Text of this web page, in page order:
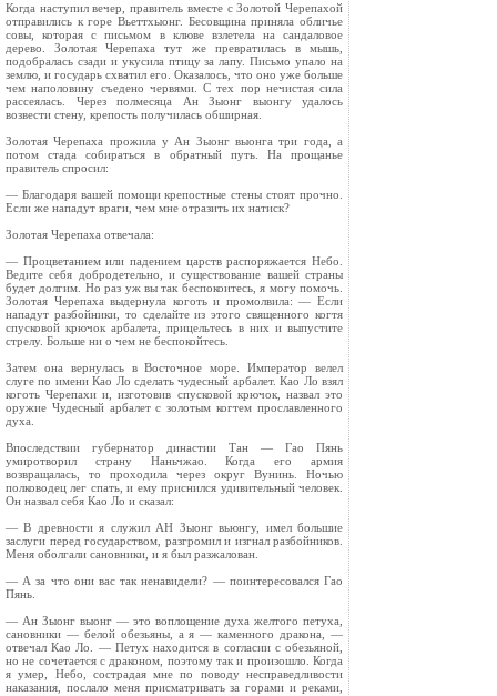
Когда наступил вечер, правитель вместе с Золотой Черепахой
отправились к горе Вьеттхыонг. Бесовщина приняла обличье
совы, которая с письмом в клюве взлетела на сандаловое
дерево. Золотая Черепаха тут же превратилась в мышь,
подобралась сзади и укусила птицу за лапу. Письмо упало на
землю, и государь схватил его. Оказалось, что оно уже больше
чем наполовину съедено червями. С тех пор нечистая сила
рассеялась. Через полмесяца Ан Зыонг выонгу удалось
возвести стену, крепость получилась обширная.
Золотая Черепаха прожила у Ан Зыонг выонга три года, а
потом стада собираться в обратный путь. На прощанье
правитель спросил:
— Благодаря вашей помощи крепостные стены стоят прочно.
Если же нападут враги, чем мне отразить их натиск?
Золотая Черепаха отвечала:
— Процветанием или падением царств распоряжается Небо.
Ведите себя добродетельно, и существование вашей страны
будет долгим. Но раз уж вы так беспокоитесь, я могу помочь.
Золотая Черепаха выдернула коготь и промолвила: — Если
нападут разбойники, то сделайте из этого священного когтя
спусковой крючок арбалета, прицельтесь в них и выпустите
стрелу. Больше ни о чем не беспокойтесь.
Затем она вернулась в Восточное море. Император велел
слуге по имени Као Ло сделать чудесный арбалет. Као Ло взял
коготь Черепахи и, изготовив спусковой крючок, назвал это
оружие Чудесный арбалет с золотым когтем прославленного
духа.
Впоследствии губернатор династии Тан — Гао Пянь
умиротворил страну Наньчжао. Когда его армия
возвращалась, то проходила через округ Вунинь. Ночью
полководец лег спать, и ему приснился удивительный человек.
Он назвал себя Као Ло и сказал:
— В древности я служил АН Зыонг вьюнгу, имел большие
заслуги перед государством, разгромил и изгнал разбойников.
Меня оболгали сановники, и я был разжалован.
— А за что они вас так ненавидели? — поинтересовался Гао
Пянь.
— Ан Зыонг выонг — это воплощение духа желтого петуха,
сановники — белой обезьяны, а я — каменного дракона, —
отвечал Као Ло. — Петух находится в согласии с обезьяной,
но не сочетается с драконом, поэтому так и произошло. Когда
я умер, Небо, сострадая мне по поводу несправедливости
наказания, послало меня присматривать за горами и реками,